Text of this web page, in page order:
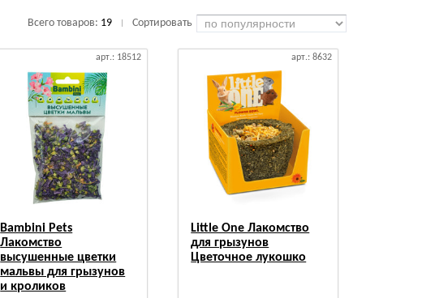
Всего товаров: 19 Сортировать
арт.: 18512
Bambini Pets
Лакомство
высушенные цветки
мальвы для грызунов
и кроликов
арт.: 8632
Little One Лакомство
для грызунов
Цветочное лукошко